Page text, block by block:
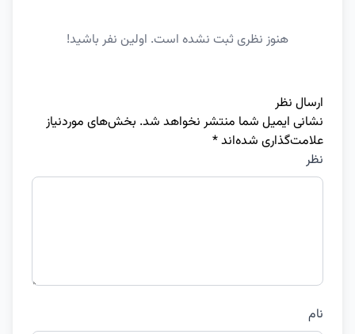
هنوز نظری ثبت نشده است. اولین نفر باشید!
ارسال نظر
نشانی ایمیل شما منتشر نخواهد شد. بخش‌های موردنیاز
علامت‌گذاری شده‌اند*
نظر
نام